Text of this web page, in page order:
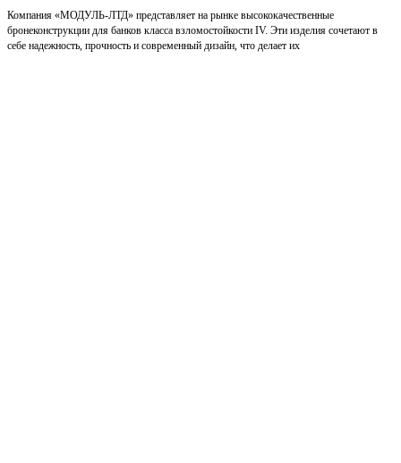
Компания «МОДУЛЬ-ЛТД» представляет на рынке высококачественные
бронеконструкции для банков класса взломостойкости IV. Эти изделия сочетают в
себе надежность, прочность и современный дизайн, что делает их